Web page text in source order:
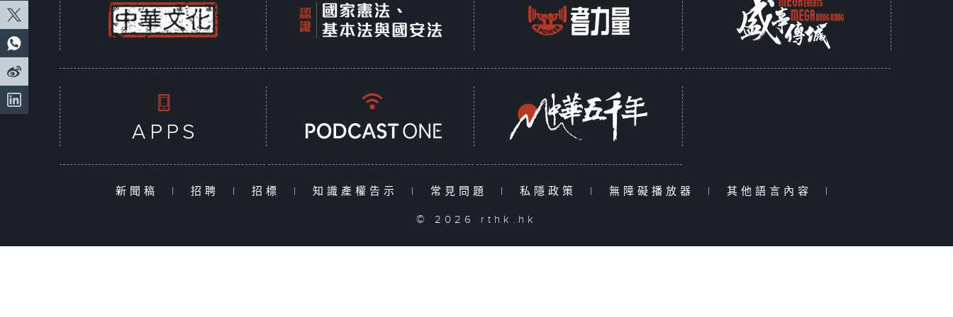
新聞稿 | 招聘 | 招標 | 知識產權告示 | 常見問題 | 私隱政策 | 無障礙播放器 | 其他語言內容 |
© 2026 rthk.hk